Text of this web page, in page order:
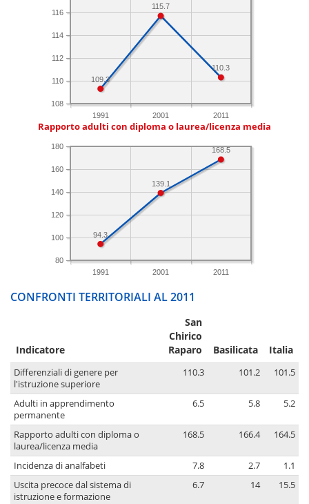
1991 2001 2011
108
110
112
114
116
110.3
115.7
109.3
Rapporto adulti con diploma o laurea/licenza media
1991 2001 2011
80
100
120
140
160
180 168.5
139.1
94.3
CONFRONTI TERRITORIALI AL 2011
Indicatore
San
Chirico
Raparo
Basilicata Italia
Differenziali di genere per
l'istruzione superiore
110.3 101.2 101.5
Adulti in apprendimento
permanente
6.5 5.8 5.2
Rapporto adulti con diploma o
laurea/licenza media
168.5 166.4 164.5
Incidenza di analfabeti 7.8 2.7
1.1
Uscita precoce dal sistema di
istruzione e formazione
6.7 14 15.5